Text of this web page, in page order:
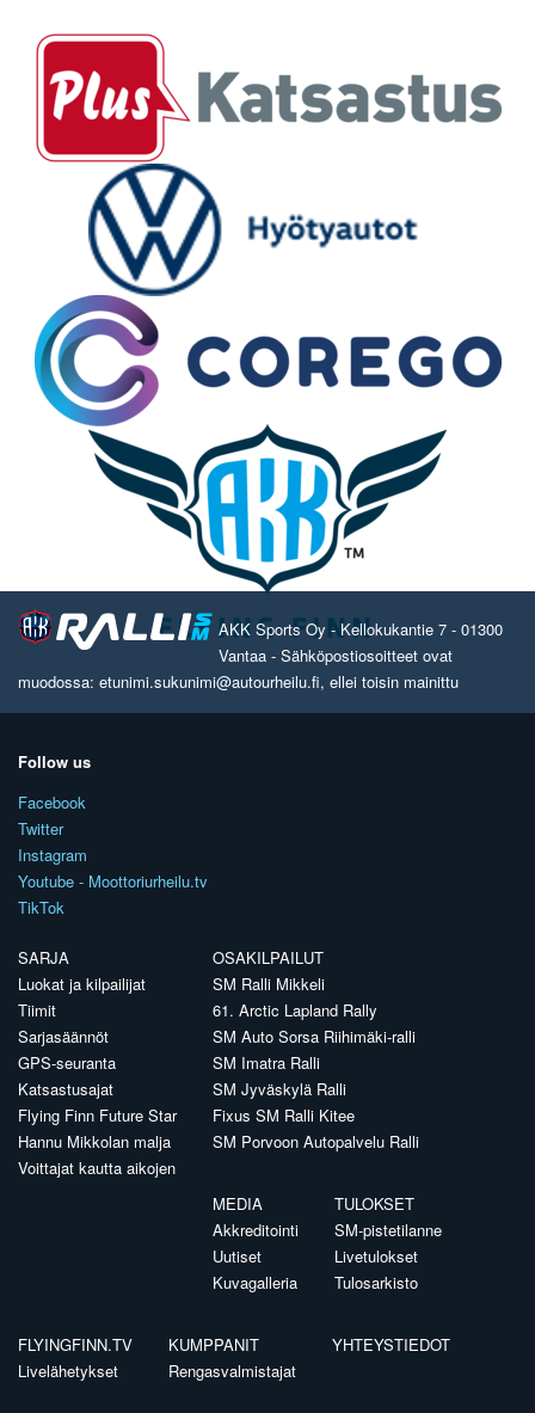
AKK Sports Oy - Kellokukantie 7 - 01300
Vantaa - Sähköpostiosoitteet ovat
muodossa: etunimi.sukunimi@autourheilu.fi, ellei toisin mainittu
Follow us
Facebook
Twitter
Instagram
Youtube - Moottoriurheilu.tv
TikTok
SARJA
Luokat ja kilpailijat
Tiimit
Sarjasäännöt
GPS-seuranta
Katsastusajat
Flying Finn Future Star
Hannu Mikkolan malja
Voittajat kautta aikojen
OSAKILPAILUT
SM Ralli Mikkeli
61. Arctic Lapland Rally
SM Auto Sorsa Riihimäki-ralli
SM Imatra Ralli
SM Jyväskylä Ralli
Fixus SM Ralli Kitee
SM Porvoon Autopalvelu Ralli
MEDIA
Akkreditointi
Uutiset
Kuvagalleria
TULOKSET
SM-pistetilanne
Livetulokset
Tulosarkisto
FLYINGFINN.TV
Livelähetykset
KUMPPANIT
Rengasvalmistajat
YHTEYSTIEDOT